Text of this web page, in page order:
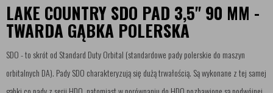
LAKE COUNTRY SDO PAD 3,5" 90 MM -
TWARDA GĄBKA POLERSKA
SDO - to skrót od Standard Duty Orbital (standardowe pady polerskie do maszyn
orbitalnych DA). Pady SDO charakteryzują się dużą trwałością. Są wykonane z tej samej